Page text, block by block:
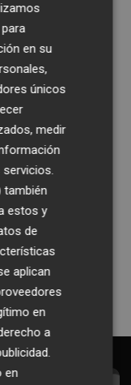
en agosto:
entrega de
de
en su
únicos
medir
servicios.
también
estos y
de
aplican
en
a
.
en